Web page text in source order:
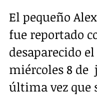
El pequeño
fue reportado
desaparecido el
miércoles 8 de
última vez que